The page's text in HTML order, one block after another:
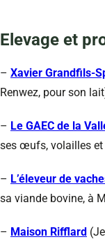
Elevage et
– Xavier Grandfils-
Renwez, pour son
– Le GAEC de la
ses œufs, volailles et
– L’éleveur de
sa viande bovine, à
– Maison Rifflard